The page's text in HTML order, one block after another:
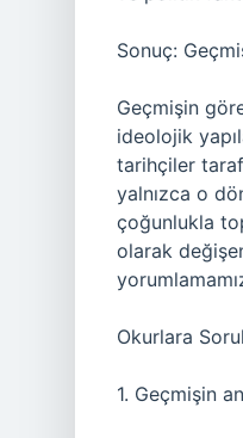
Sonuç:
Geçmişin
ideolojik
tarihçiler
yalnızca o
çoğunlukla
olarak
Okurlara
1. Geçmişin